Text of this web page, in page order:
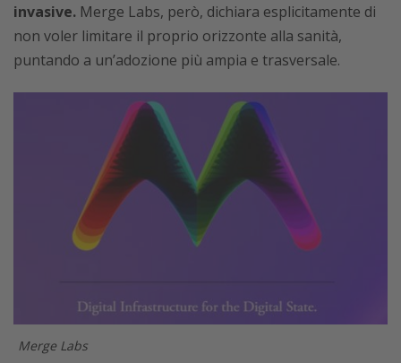
invasive. Merge Labs, però, dichiara esplicitamente di
non voler limitare il proprio orizzonte alla sanità,
puntando a un’adozione più ampia e trasversale.
Merge Labs